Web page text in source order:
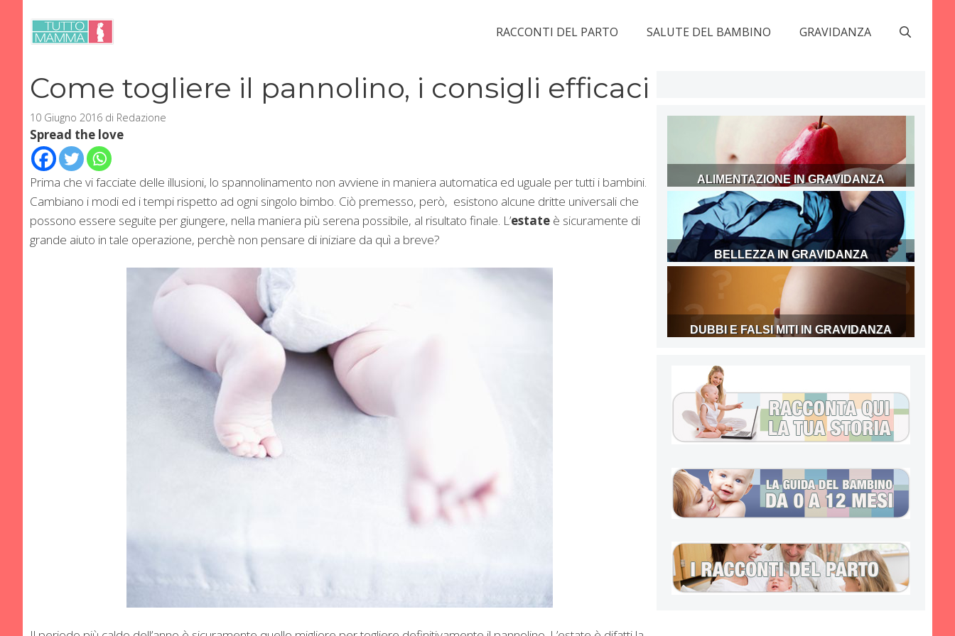
contenuto
RACCONTI DEL PARTO SALUTE DEL BAMBINO GRAVIDANZA
Come togliere il pannolino, i consigli efficaci
10 Giugno 2016 di Redazione
Spread the love
Prima che vi facciate delle illusioni, lo spannolinamento non avviene in maniera automatica ed uguale per tutti i bambini.
Cambiano i modi ed i tempi rispetto ad ogni singolo bimbo. Ciò premesso, però, esistono alcune dritte universali che
possono essere seguite per giungere, nella maniera più serena possibile, al risultato finale. L’estate è sicuramente di
grande aiuto in tale operazione, perchè non pensare di iniziare da quì a breve?
ALIMENTAZIONE IN GRAVIDANZA
BELLEZZA IN GRAVIDANZA
DUBBI E FALSI MITI IN GRAVIDANZA